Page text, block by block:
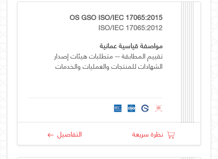
OS GSO ISO/IEC 17065:2015
ISO/IEC 17065:2012
مواصفة قياسية عمانية
تقييم المطابقة -- متطلبات هيئات إصدار
الشهادات للمنتجات والعمليات والخدمات
نظرة سريعة التفاصيل